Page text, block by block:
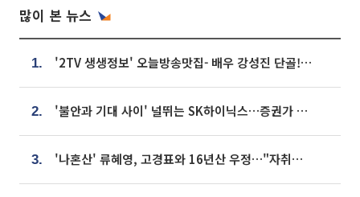
많이 본 뉴스
1. '2TV 생생정보' 오늘방송맛집- 배우 강성진 단골! 쌀국수ㆍ푸팟퐁 커리 맛집 '블○○○'
2. '불안과 기대 사이' 널뛰는 SK하이닉스…증권가 "HBM4·LTA 기반 펀터멘털 견고"
3. '나혼산' 류혜영, 고경표와 16년산 우정…"자취방서 부모님과 마주쳐"